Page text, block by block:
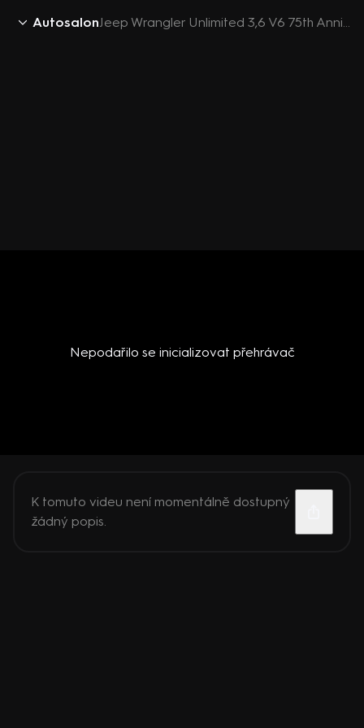
Autosalon Jeep Wrangler Unlimited 3,6 V6 75th Anniversary
Nepodařilo se inicializovat přehrávač
K tomuto videu není momentálně dostupný
žádný popis.